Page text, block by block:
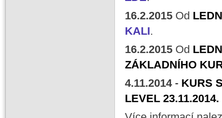
16.2.2015 Od
KALI.
16.2.2015 Od
ZÁKLADNÍHO
4.11.2014 - KURS
LEVEL 23.11.2014.